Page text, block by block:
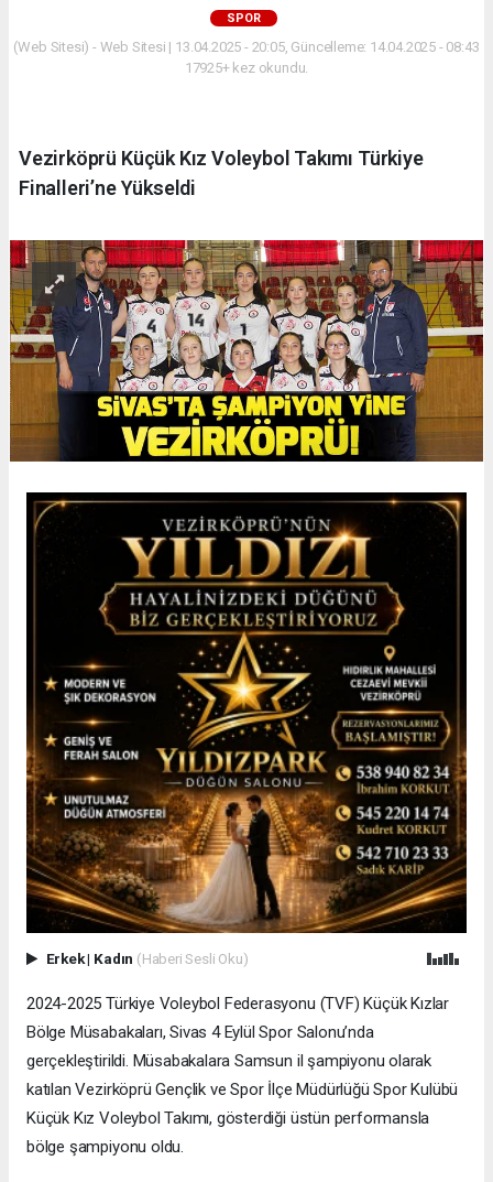
SPOR
(Web Sitesi) - Web Sitesi | 13.04.2025 - 20:05, Güncelleme: 14.04.2025 - 08:43
17925+ kez okundu.
Vezirköprü Küçük Kız Voleybol Takımı Türkiye
Finalleri’ne Yükseldi
Erkek| Kadın (Haberi Sesli Oku)
2024-2025 Türkiye Voleybol Federasyonu (TVF) Küçük Kızlar
Bölge Müsabakaları, Sivas 4 Eylül Spor Salonu’nda
gerçekleştirildi. Müsabakalara Samsun il şampiyonu olarak
katılan Vezirköprü Gençlik ve Spor İlçe Müdürlüğü Spor Kulübü
Küçük Kız Voleybol Takımı, gösterdiği üstün performansla
bölge şampiyonu oldu.